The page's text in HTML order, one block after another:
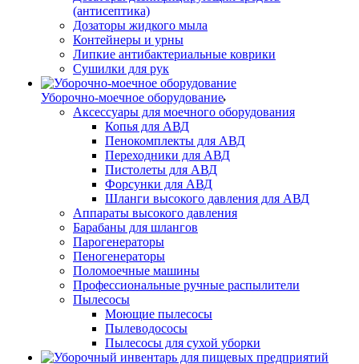
(антисептика)
Дозаторы жидкого мыла
Контейнеры и урны
Липкие антибактериальные коврики
Сушилки для рук
Уборочно-моечное оборудование
Аксессуары для моечного оборудования
Копья для АВД
Пенокомплекты для АВД
Переходники для АВД
Пистолеты для АВД
Форсунки для АВД
Шланги высокого давления для АВД
Аппараты высокого давления
Барабаны для шлангов
Парогенераторы
Пеногенераторы
Поломоечные машины
Профессиональные ручные распылители
Пылесосы
Моющие пылесосы
Пылеводососы
Пылесосы для сухой уборки